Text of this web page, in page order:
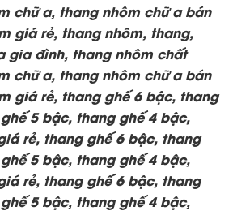
chữ a, thang nhôm chữ a bán
giá rẻ, thang nhôm, thang,
gia đình, thang nhôm chất
chữ a, thang nhôm chữ a bán
giá rẻ, thang ghế 6 bậc, thang
5 bậc, thang ghế 4 bậc,
rẻ, thang ghế 6 bậc, thang
5 bậc, thang ghế 4 bậc,
rẻ, thang ghế 6 bậc, thang
5 bậc, thang ghế 4 bậc,